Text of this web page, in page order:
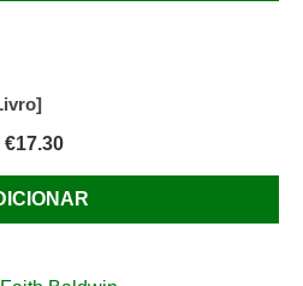
€17.30